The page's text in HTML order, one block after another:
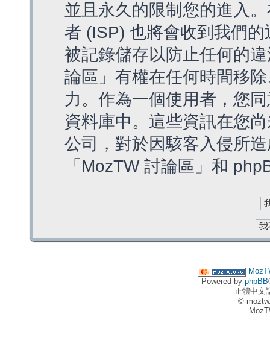
並且永久的限制您的進入
者 (ISP) 也將會收到我們
被記錄儲存以防止任何的
論區」有權在任何時間移
力。作為一個使用者，您
資料庫中。這些資訊在您
公司，對於因駭客入侵所
「MozTW 討論區」和
Powered by phpBB
正體中文
©